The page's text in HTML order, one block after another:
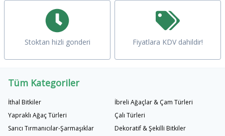
Stoktan hizli gonderi Fiyatlara KDV dahildir!
Tüm Kategoriler
İthal Bitkiler
İbreli Ağaçlar & Çam Türleri
Yapraklı Ağaç Türleri
Çalı Türleri
Sarıcı Tırmanıcılar-Şarmaşıklar
Dekoratif & Şekilli Bitkiler